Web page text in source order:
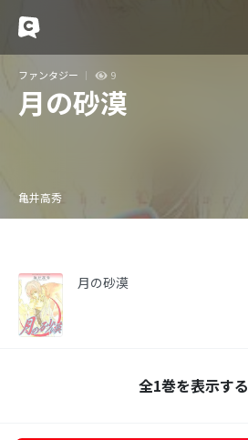
ファンタジー 9
月の砂漠
亀井高秀
月の砂漠
全1巻を表示する